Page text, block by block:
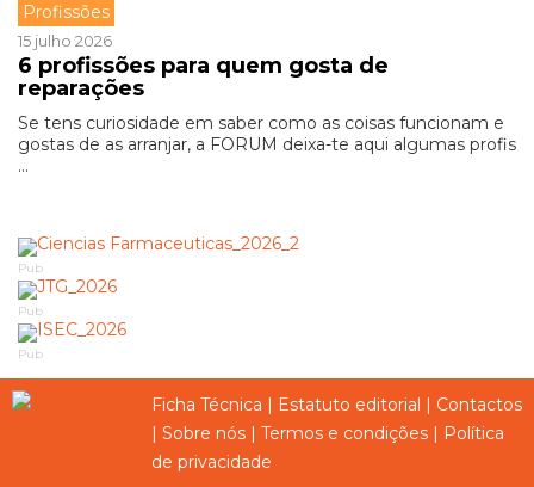
Profissões
15 julho 2026
6 profissões para quem gosta de
reparações
Se tens curiosidade em saber como as coisas funcionam e
gostas de as arranjar, a FORUM deixa-te aqui algumas profis
...
Pub
Pub
Pub
Ficha Técnica | Estatuto editorial | Contactos
| Sobre nós | Termos e condições | Política
de privacidade